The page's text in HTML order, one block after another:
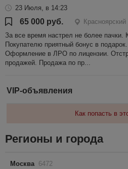
23 Июля, в 14:23
65 000 руб.
За все время настрел не более пачки.
Покупателю приятный бонус в
Оформление в ЛРО по лицензии.
продажей. Продажа по пр...
VIP-объявления
Как попасть в
Регионы и города
Москва 6472